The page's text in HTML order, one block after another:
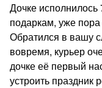
Дочке исполнилось
подаркам, уже
Обратился в вашу
вовремя, курьер
дочке её первый
устроить праздник